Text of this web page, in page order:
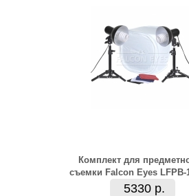
Комплект для
съемки Falcon Eyes LFPB-
5330 р.